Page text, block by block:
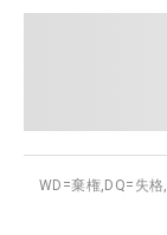
WD=棄権, DQ=失格,